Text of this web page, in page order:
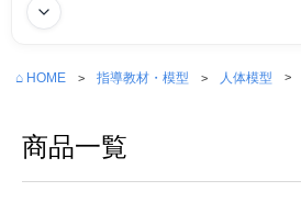
ります。
続きを読む
⌂ HOME 指導教材・模型 人体模型
商品一覧